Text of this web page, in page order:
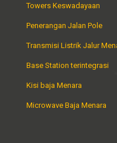
Towers Keswadayaan
Penerangan Jalan Pole
Transmisi Listrik Jalur
Base Station terintegrasi
Kisi baja Menara
Microwave Baja Menara